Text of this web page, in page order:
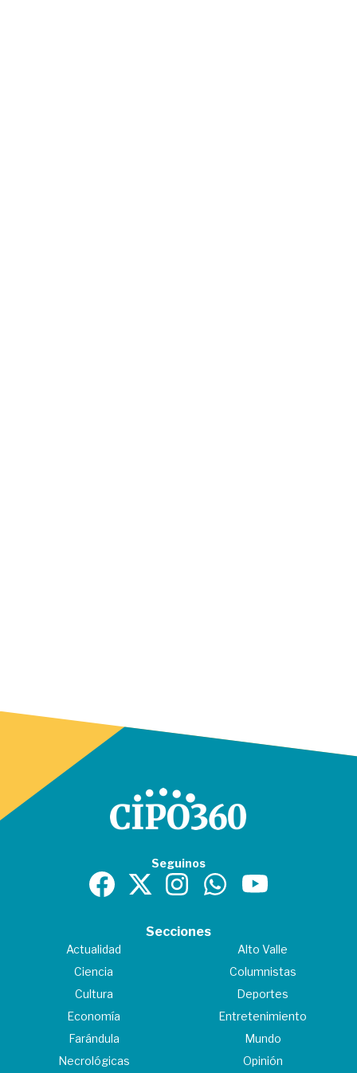
Seguinos
Secciones
Actualidad
Alto Valle
Ciencia
Columnistas
Cultura
Deportes
Economía
Entretenimiento
Farándula
Mundo
Necrológicas
Opinión